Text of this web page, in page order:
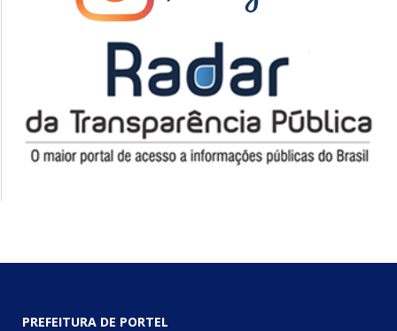
PREFEITURA DE PORTEL